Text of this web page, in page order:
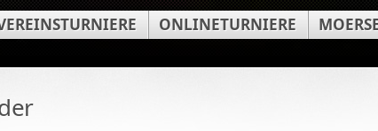
ONLINETURNIERE